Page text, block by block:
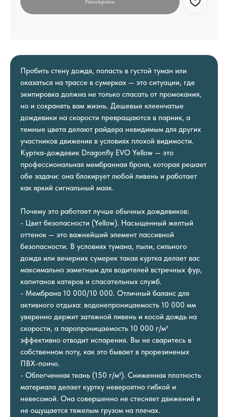
Пробить стену дождя, попасть в густой туман или
оказаться на трассе в сумерках — это ситуации, где
экипировка должна не только спасать от промокания,
но и сохранять вам жизнь. Дешевые клеенчатые
дождевики на скорости превращаются в парник, а
темные цвета делают райдера невидимым для других
участников движения в условиях плохой видимости.
Куртка-дождевик Dragonfly EVO Yellow — это
профессиональная мембранная броня, которая решает
обе задачи: она блокирует любой ливень и работает
как яркий сигнальный маяк.
Почему это работает лучше обычных дождевиков:
- Цвет безопасности (Yellow). Насыщенный желтый
оттенок — это важнейший элемент пассивной
безопасности. В условиях тумана, пыли, сильного
дождя или вечерних сумерек такая куртка делает вас
максимально заметным для водителей встречных фур,
капитанов катеров и спасательных служб.
- Мембрана 10 000/10 000. Отличный баланс для
активного отдыха: водонепроницаемость 10 000 мм
уверенно держит затяжной ливень и косой дождь на
скорости, а паропроницаемость 10 000 г/м²
эффективно отводит испарения. Вы не сваритесь в
собственном поту, как это бывает в прорезиненых
ПВХ-пончо.
- Облегченная ткань (150 г/м²). Сниженная плотность
материала делает куртку невероятно гибкой и
невесомой. Она совершенно не стесняет движений и
не ощущается тяжелым грузом на плечах.